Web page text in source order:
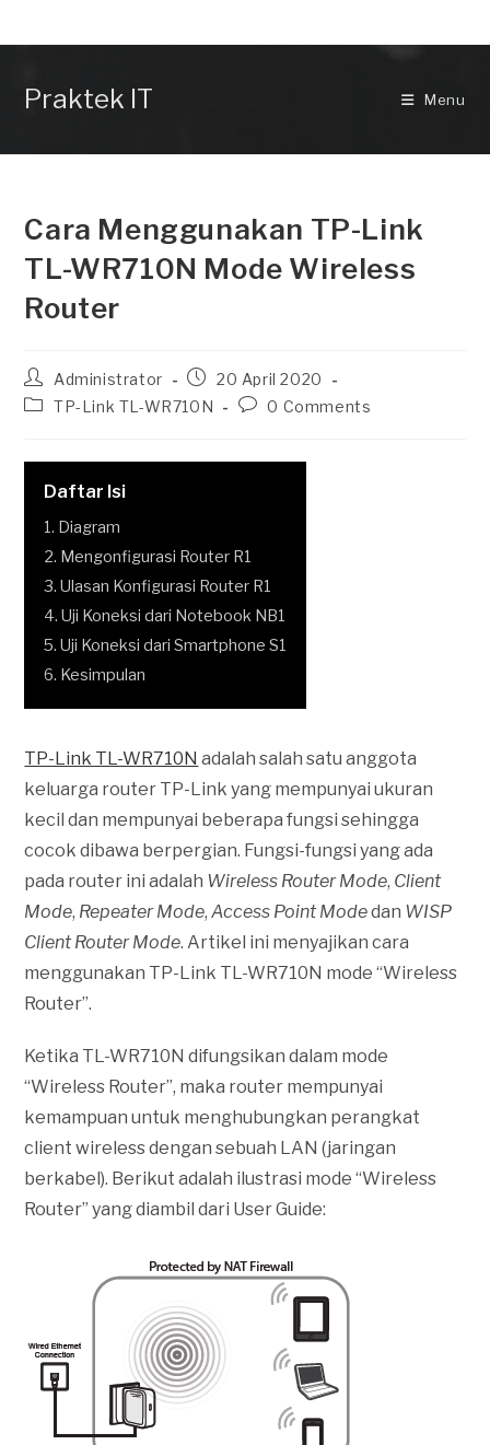
Praktek IT Menu
Cara Menggunakan TP-Link
TL-WR710N Mode Wireless
Router
Post
author:
Administrator
Post
published:
20 April 2020
PostTP-Link TL-WR710N
Post0 Comments
Daftar Isi
1. Diagram
2. Mengonfigurasi Router R1
3. Ulasan Konfigurasi Router R1
4. Uji Koneksi dari Notebook NB1
5. Uji Koneksi dari Smartphone S1
6. Kesimpulan
TP-Link TL-WR710N adalah salah satu anggota
keluarga router TP-Link yang mempunyai ukuran
kecil dan mempunyai beberapa fungsi sehingga
cocok dibawa berpergian. Fungsi-fungsi yang ada
pada router ini adalah Wireless Router Mode, Client
Mode, Repeater Mode,Access Point Modedan WISP
Client Router Mode. Artikel ini menyajikan cara
menggunakan TP-Link TL-WR710N mode “Wireless
Router”.
Ketika TL-WR710N difungsikan dalam mode
“Wireless Router”, maka router mempunyai
kemampuan untuk menghubungkan perangkat
client wireless dengan sebuah LAN (jaringan
berkabel). Berikut adalah ilustrasi mode “Wireless
Router” yang diambil dari User Guide: